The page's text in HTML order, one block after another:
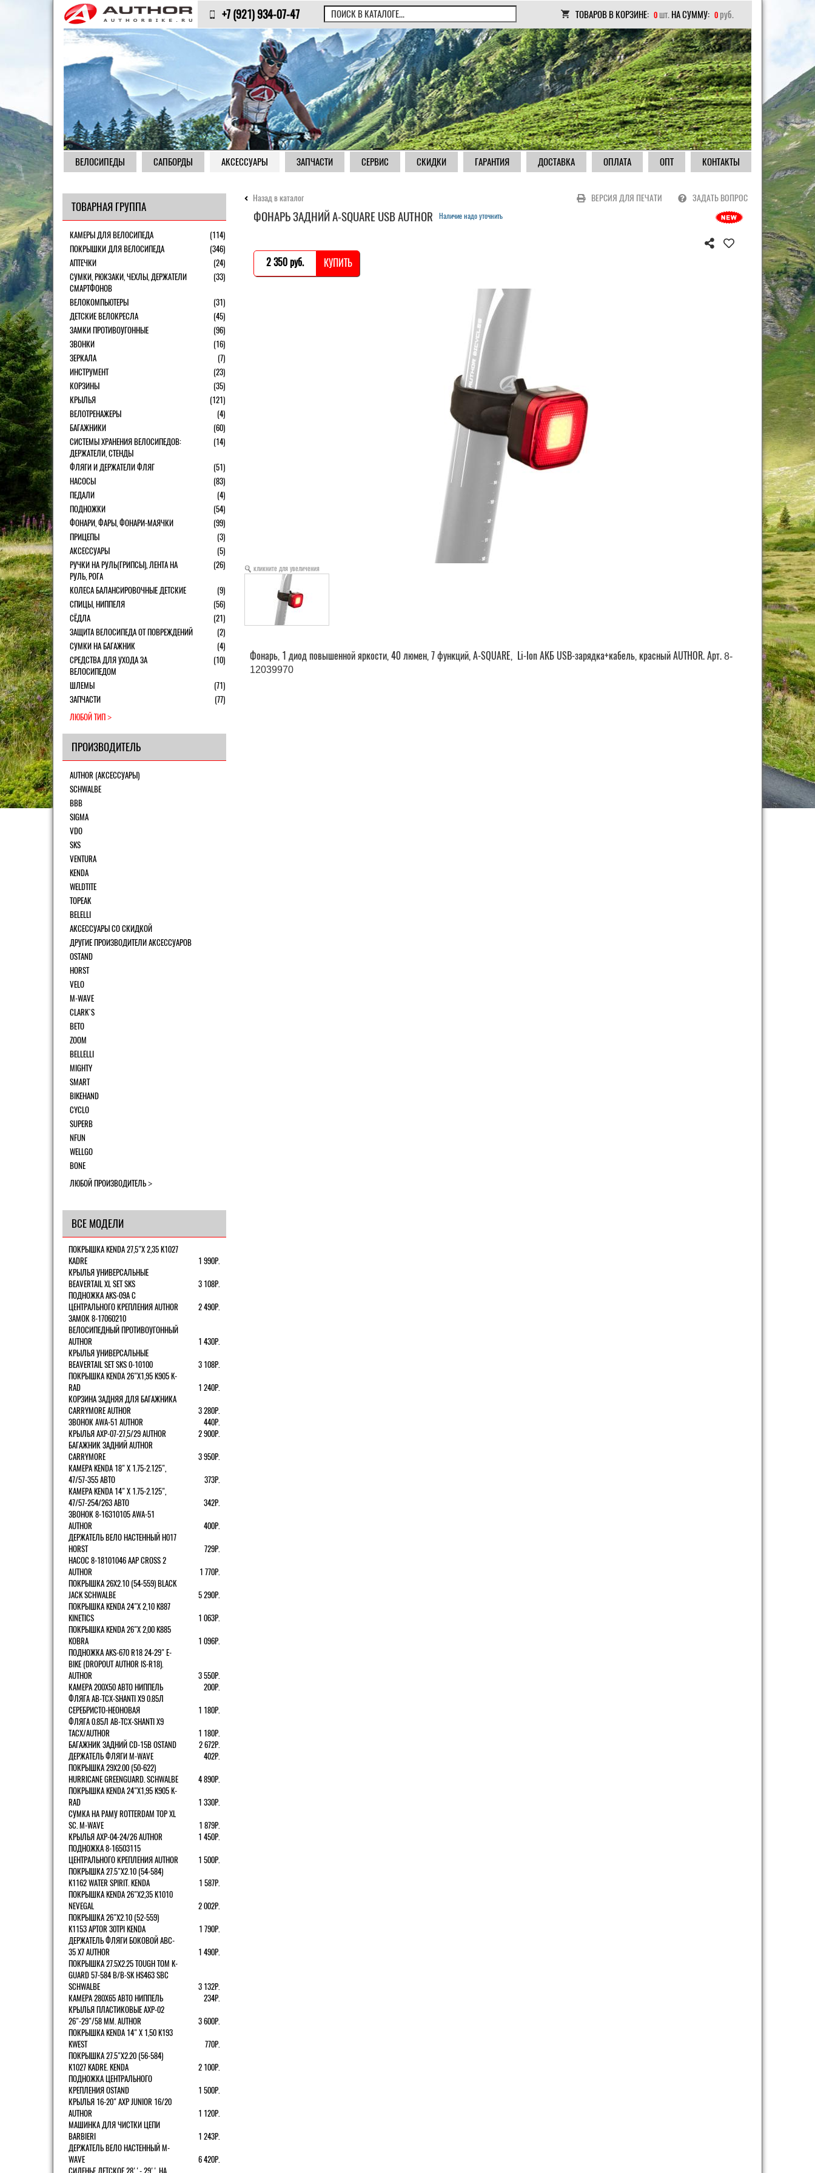
+7 (921) 934-07-47 ТОВАРОВ В КОРЗИНЕ: 0 шт. НА СУММУ: 0 руб.
ВЕЛОСИПЕДЫ САПБОРДЫ АКСЕССУАРЫ ЗАПЧАСТИ СЕРВИС СКИДКИ ГАРАНТИЯ ДОСТАВКА ОПЛАТА ОПТ КОНТАКТЫ
Назад в каталог ВЕРСИЯ ДЛЯ ПЕЧАТИ ЗАДАТЬ ВОПРОС
ФОНАРЬ ЗАДНИЙ A-SQUARE USB AUTHOR Наличие надо уточнить
2 350 pуб. КУПИТЬ
кликните для увеличения
Фонарь, 1 диод повышенной яркости, 40 люмен, 7 функций, A-SQUARE, Li-Ion АКБ USB-зарядка+кабель, красный AUTHOR. Арт. 8-
12039970
ТОВАРНАЯ ГРУППА
КАМЕРЫ ДЛЯ ВЕЛОСИПЕДА
(114)
ПОКРЫШКИ ДЛЯ ВЕЛОСИПЕДА
(346)
АПТЕЧКИ
(24)
СУМКИ, РЮКЗАКИ, ЧЕХЛЫ, ДЕРЖАТЕЛИ
СМАРТФОНОВ
(33)
ВЕЛОКОМПЬЮТЕРЫ
(31)
ДЕТСКИЕ ВЕЛОКРЕСЛА
(45)
ЗАМКИ ПРОТИВОУГОННЫЕ
(96)
ЗВОНКИ
(16)
ЗЕРКАЛА
(7)
ИНСТРУМЕНТ
(23)
КОРЗИНЫ
(35)
КРЫЛЬЯ
(121)
ВЕЛОТРЕНАЖЕРЫ
(4)
БАГАЖНИКИ
(60)
СИСТЕМЫ ХРАНЕНИЯ ВЕЛОСИПЕДОВ:
ДЕРЖАТЕЛИ, СТЕНДЫ
(14)
ФЛЯГИ И ДЕРЖАТЕЛИ ФЛЯГ
(51)
НАСОСЫ
(83)
ПЕДАЛИ
(4)
ПОДНОЖКИ
(54)
ФОНАРИ, ФАРЫ, ФОНАРИ-МАЯЧКИ
(99)
ПРИЦЕПЫ
(3)
АКСЕССУАРЫ
(5)
РУЧКИ НА РУЛЬ(ГРИПСЫ), ЛЕНТА НА
РУЛЬ, РОГА
(26)
КОЛЕСА БАЛАНСИРОВОЧНЫЕ ДЕТСКИЕ
(9)
СПИЦЫ, НИППЕЛЯ
(56)
СЁДЛА
(21)
ЗАЩИТА ВЕЛОСИПЕДА ОТ ПОВРЕЖДЕНИЙ
(2)
СУМКИ НА БАГАЖНИК
(4)
СРЕДСТВА ДЛЯ УХОДА ЗА
ВЕЛОСИПЕДОМ
(10)
ШЛЕМЫ
(71)
ЗАПЧАСТИ
(77)
ЛЮБОЙ ТИП
ПРОИЗВОДИТЕЛЬ
AUTHOR (АКСЕССУАРЫ)
SCHWALBE
BBB
SIGMA
VDO
SKS
VENTURA
KENDA
WELDTITE
TOPEAK
BELELLI
АКСЕССУАРЫ СО СКИДКОЙ
ДРУГИЕ ПРОИЗВОДИТЕЛИ АКСЕССУАРОВ
OSTAND
HORST
VELO
M-WAVE
CLARK`S
BETO
ZOOM
BELLELLI
MIGHTY
SMART
BIKEHAND
CYCLO
SUPERB
NFUN
WELLGO
BONE
ЛЮБОЙ ПРОИЗВОДИТЕЛЬ
ВСЕ МОДЕЛИ
ПОКРЫШКА KENDA 27,5"Х 2,35 K1027
KADRE
1 990Р.
КРЫЛЬЯ УНИВЕРСАЛЬНЫЕ
BEAVERTAIL XL SET SKS
3 108Р.
ПОДНОЖКА AKS-09A C
ЦЕНТРАЛЬНОГО КРЕПЛЕНИЯ AUTHOR
2 490Р.
ЗАМОК 8-17060210
ВЕЛОСИПЕДНЫЙ ПРОТИВОУГОННЫЙ
AUTHOR
1 430Р.
КРЫЛЬЯ УНИВЕРСАЛЬНЫЕ
BEAVERTAIL SET SKS 0-10100
3 108Р.
ПОКРЫШКА KENDA 26"Х1,95 K905 K-
RAD
1 240Р.
КОРЗИНА ЗАДНЯЯ ДЛЯ БАГАЖНИКА
CARRYMORE AUTHOR
3 280Р.
ЗВОНОК AWA-51 AUTHOR
440Р.
КРЫЛЬЯ AXP-07-27,5/29 AUTHOR
2 900Р.
БАГАЖНИК ЗАДНИЙ AUTHOR
CARRYMORE
3 950Р.
КАМЕРА KENDA 18" Х 1.75-2.125",
47/57-355 АВТО
373Р.
КАМЕРА KENDA 14" Х 1.75-2.125",
47/57-254/263 АВТО
342Р.
ЗВОНОК 8-16310105 AWA-51
AUTHOR
400Р.
ДЕРЖАТЕЛЬ ВЕЛО НАСТЕННЫЙ H017
HORST
729Р.
НАСОС 8-18101046 AAP CROSS 2
AUTHOR
1 770Р.
ПОКРЫШКА 26X2.10 (54-559) BLACK
JACK SCHWALBE
5 290Р.
ПОКРЫШКА KENDA 24"Х 2,10 K887
KINETICS
1 063Р.
ПОКРЫШКА KENDA 26"Х 2,00 K885
KOBRA
1 096Р.
ПОДНОЖКА AKS-670 R18 24-29" E-
BIKE (DROPOUT AUTHOR IS-R18).
AUTHOR
3 550Р.
КАМЕРА 200Х50 АВТО НИППЕЛЬ
200Р.
ФЛЯГА AB-TCX-SHANTI X9 0.85Л
СЕРЕБРИСТО-НЕОНОВАЯ
1 180Р.
ФЛЯГА 0.85Л AB-TCX-SHANTI X9
TACX/AUTHOR
1 180Р.
БАГАЖНИК ЗАДНИЙ CD-15B OSTAND
2 672Р.
ДЕРЖАТЕЛЬ ФЛЯГИ M-WAVE
402Р.
ПОКРЫШКА 29X2.00 (50-622)
HURRICANE GREENGUARD. SCHWALBE
4 890Р.
ПОКРЫШКА KENDA 24"Х1,95 K905 K-
RAD
1 330Р.
СУМКА НА РАМУ ROTTERDAM TOP XL
SC. M-WAVE
1 879Р.
КРЫЛЬЯ AXP-04-24/26 AUTHOR
1 450Р.
ПОДНОЖКА 8-16503115
ЦЕНТРАЛЬНОГО КРЕПЛЕНИЯ AUTHOR
1 500Р.
ПОКРЫШКА 27.5"Х2.10 (54-584)
K1162 WATER SPIRIT. KENDA
1 587Р.
ПОКРЫШКА KENDA 26"Х2,35 K1010
NEVEGAL
2 002Р.
ПОКРЫШКА 26"Х2.10 (52-559)
K1153 APTOR 30TPI KENDA
1 790Р.
ДЕРЖАТЕЛЬ ФЛЯГИ БОКОВОЙ ABC-
35 X7 AUTHOR
1 490Р.
ПОКРЫШКА 27.5X2.25 TOUGH TOM K-
GUARD 57-584 B/B-SK HS463 SBC
SCHWALBE
3 132Р.
КАМЕРА 280Х65 АВТО НИППЕЛЬ
234Р.
КРЫЛЬЯ ПЛАСТИКОВЫЕ AXP-02
26"-29"/58 ММ. AUTHOR
3 600Р.
ПОКРЫШКА KENDA 14" Х 1,50 K193
KWEST
770Р.
ПОКРЫШКА 27.5"Х2.20 (56-584)
K1027 KADRE. KENDA
2 100Р.
ПОДНОЖКА ЦЕНТРАЛЬНОГО
КРЕПЛЕНИЯ OSTAND
1 500Р.
КРЫЛЬЯ 16-20" AXP JUNIOR 16/20
AUTHOR
1 120Р.
МАШИНКА ДЛЯ ЧИСТКИ ЦЕПИ
BARBIERI
1 243Р.
ДЕРЖАТЕЛЬ ВЕЛО НАСТЕННЫЙ M-
WAVE
6 420Р.